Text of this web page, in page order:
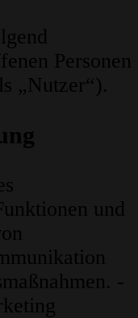
Personen
„Nutzer“).
und
-